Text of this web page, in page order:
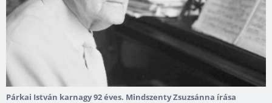
Párkai István karnagy 92 éves. Mindszenty Zsuzsánna írása